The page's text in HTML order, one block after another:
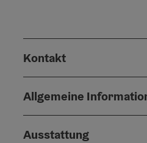
Kontakt
Allgemeine
Ausstattung